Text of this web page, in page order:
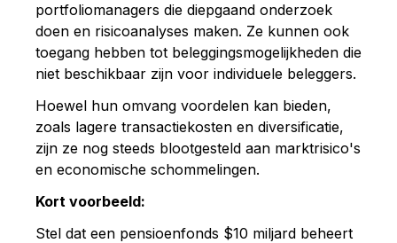
portfoliomanagers die diepgaand onderzoek
doen en risicoanalyses maken. Ze kunnen ook
toegang hebben tot beleggingsmogelijkheden die
niet beschikbaar zijn voor individuele beleggers.
Hoewel hun omvang voordelen kan bieden,
zoals lagere transactiekosten en diversificatie,
zijn ze nog steeds blootgesteld aan marktrisico's
en economische schommelingen.
Kort voorbeeld:
Stel dat een pensioenfonds $10 miljard beheert